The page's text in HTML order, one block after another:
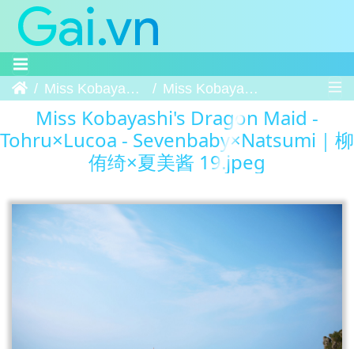
Trang chủMiss Kobayashi's Dragon Maid - Tohru×Lucoa - Sevenbaby×Natsumi｜柳侑绮×夏美酱 Miss Kobayashi's Dragon Maid - Tohru×Lucoa - Sevenbaby×Natsumi｜柳侑绮×夏美酱 19
Miss Kobayashi's Dragon Maid -
Tohru×Lucoa - Sevenbaby×Natsumi｜柳
侑绮×夏美酱 19.jpeg